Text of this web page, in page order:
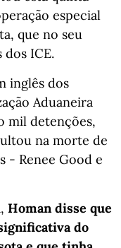
especial
que no seu
ICE.
inglês dos
Aduaneira
mil detenções,
na morte de
- Renee Good e
Homan disse que
do